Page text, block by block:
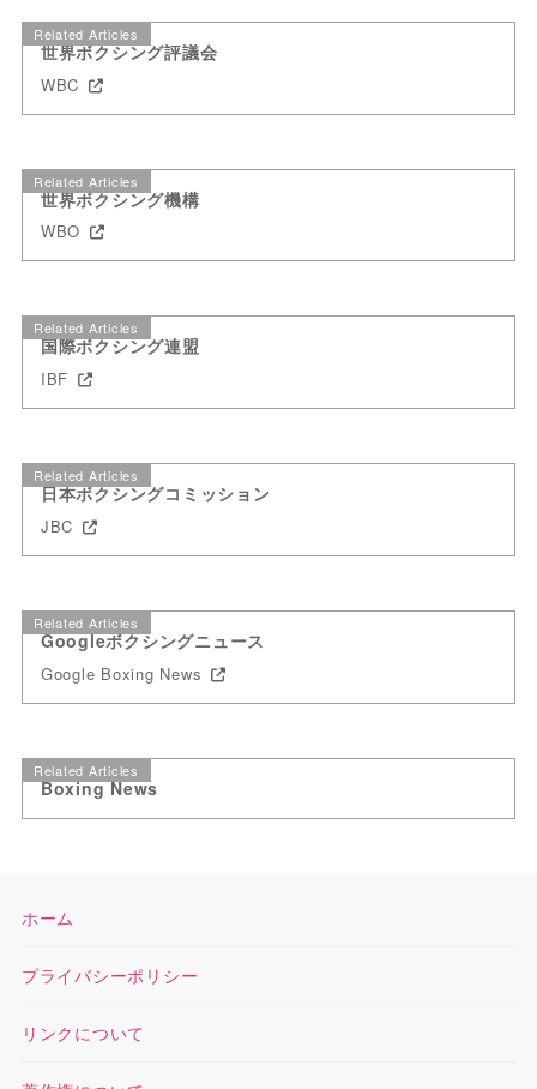
Related Articles
世界ボクシング評議会
WBC
Related Articles
世界ボクシング機構
WBO
Related Articles
国際ボクシング連盟
IBF
Related Articles
日本ボクシングコミッション
JBC
Related Articles
Googleボクシングニュース
Google Boxing News
Related Articles
Boxing News
ホーム
プライバシーポリシー
リンクについて